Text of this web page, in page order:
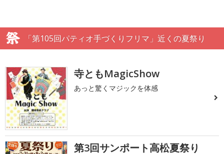
「第105回パティオ手づくりフリマ」近くの夏祭り
寺ともMagicShow
あっと驚くマジックを体感
第3回サンポート高松夏祭り